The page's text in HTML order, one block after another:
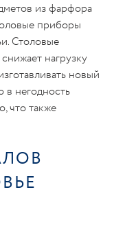
из фарфора
приборы
Столовые
нагрузку
новый
негодность
что также